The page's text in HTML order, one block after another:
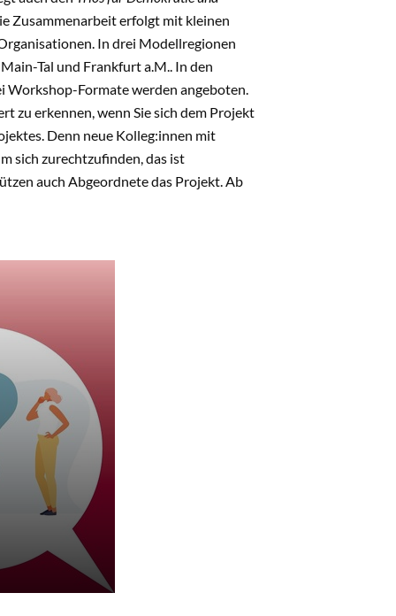
Zusammenarbeit erfolgt mit kleinen
In drei Modellregionen
Tal und Frankfurt a.M.. In den
Workshop-Formate werden angeboten.
zu erkennen, wenn Sie sich dem Projekt
Denn neue Kolleg:innen mit
sich zurechtzufinden, das ist
auch Abgeordnete das Projekt. Ab